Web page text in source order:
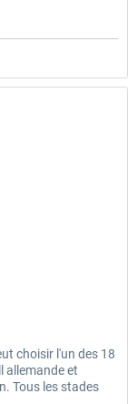
choisir l'un des 18
allemande et
Tous les stades